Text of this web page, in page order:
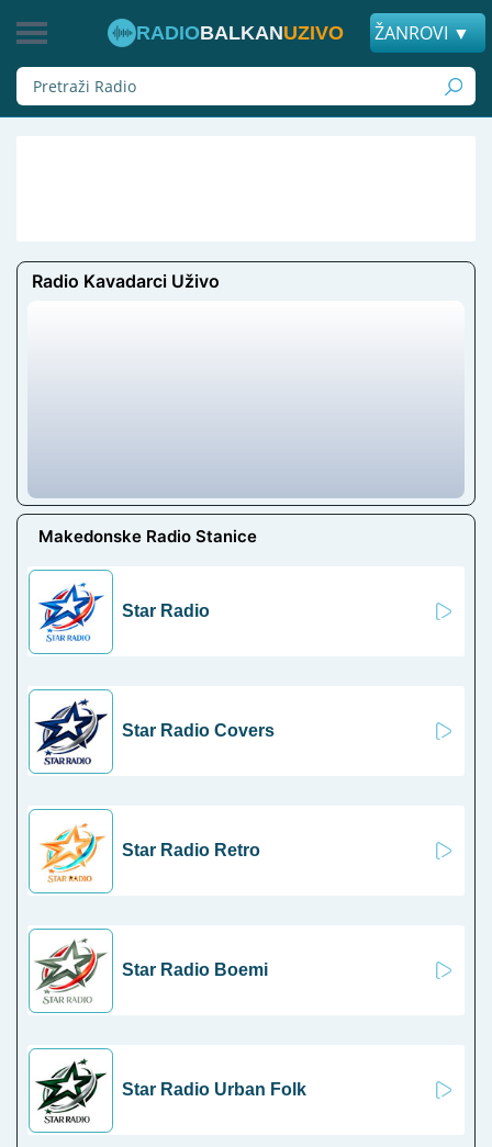
RADIOBALKANUZIVO ŽANROVI ▼
Radio Kavadarci Uživo
Makedonske Radio Stanice
Star Radio
Star Radio Covers
Star Radio Retro
Star Radio Boemi
Star Radio Urban Folk